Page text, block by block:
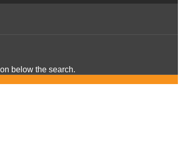
below the search.